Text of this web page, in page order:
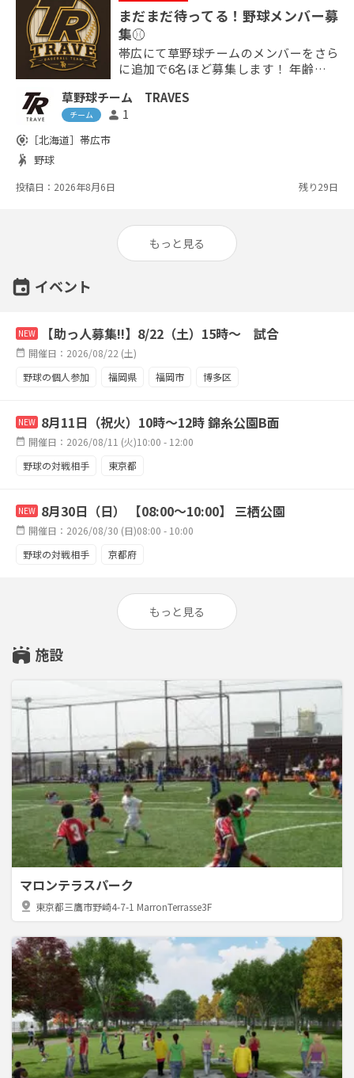
まだまだ待ってる！野球メンバー募
集⚾️
帯広にて草野球チームのメンバーをさら
に追加で6名ほど募集します！ 年齢、経
す！！！ぐらいの方だと試合出しやすく
て助かります笑 今のチームのウィークポ
験参加からでももちろんOKです！ 気軽
草野球チーム TRAVES
チーム person 1
share_location ［北海道］ 帯広市
sports_handball 野球
投稿日：2026年8月6日 残り29日
もっと見る
イベント
NEW 【助っ人募集!!】8/22（土）15時〜 試合
開催日：2026/08/22 (土)
野球の個人参加
福岡県 福岡市 博多区
NEW 8月11日（祝火）10時～12時 錦糸公園B面
開催日：2026/08/11 (火)10:00 - 12:00
野球の対戦相手
東京都
NEW 8月30日（日） 【08:00～10:00】 三栖公園
開催日：2026/08/30 (日)08:00 - 10:00
野球の対戦相手
京都府
もっと見る
施設
マロンテラスパーク
pin_drop 東京都三鷹市野崎4-7-1 MarronTerrasse3F